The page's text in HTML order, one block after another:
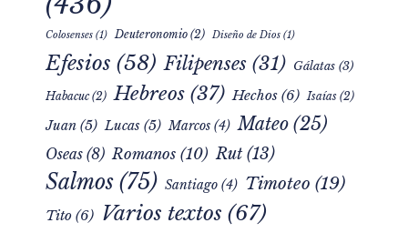
Colosenses (1) Deuteronomio (2) Diseño de Dios (1)
Efesios (58) Filipenses (31) Gálatas (3)
Habacuc (2) Hebreos (37) Hechos (6) Isaías (2)
Juan (5) Lucas (5) Marcos (4) Mateo (25)
Oseas (8) Romanos (10) Rut(13)
Salmos (75) Santiago (4) Timoteo (19)
Tito (6) Varios textos (67)